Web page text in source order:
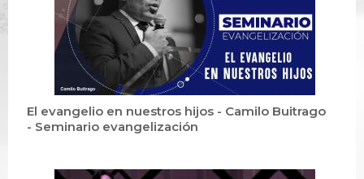
El evangelio en nuestros hijos - Camilo Buitrago
- Seminario evangelización